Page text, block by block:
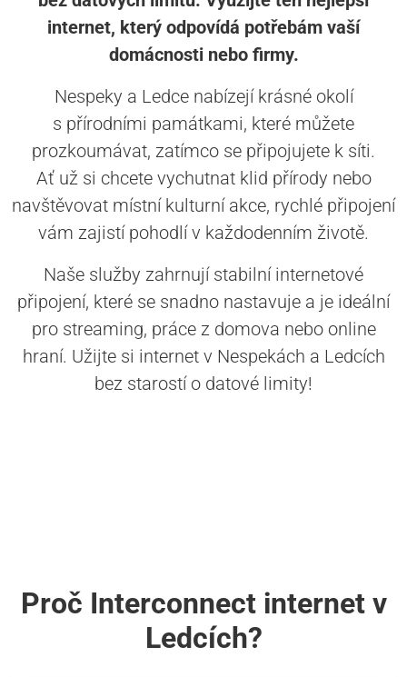
internet, který odpovídá potřebám vaší
domácnosti nebo firmy.
Nespeky a Ledce nabízejí krásné okolí
s přírodními památkami, které můžete
prozkoumávat, zatímco se připojujete k síti.
Ať už si chcete vychutnat klid přírody nebo
navštěvovat místní kulturní akce, rychlé připojení
vám zajistí pohodlí v každodenním životě.
Naše služby zahrnují stabilní internetové
připojení, které se snadno nastavuje a je ideální
pro streaming, práce z domova nebo online
hraní. Užijte si internet v Nespekách a Ledcích
bez starostí o datové limity!
Proč Interconnect internet v
Ledcích?